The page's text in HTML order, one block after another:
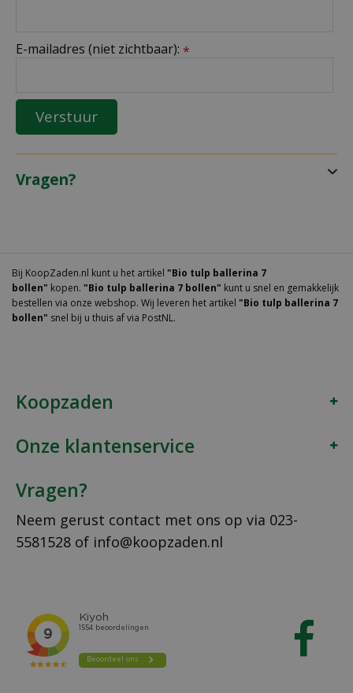
E-mailadres (niet zichtbaar): *
Vragen?
Bij KoopZaden.nl kunt u het artikel "Bio tulp ballerina 7
bollen" kopen. "Bio tulp ballerina 7 bollen" kunt u snel en gemakkelijk
bestellen via onze webshop. Wij leveren het artikel "Bio tulp ballerina 7
bollen" snel bij u thuis af via PostNL.
Koopzaden
Onze klantenservice
Vragen?
Neem gerust contact met ons op via 023-
5581528 of info@koopzaden.nl